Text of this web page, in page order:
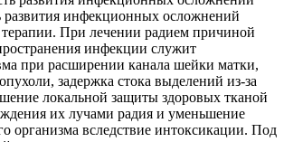
развития инфекционных осложнений
терапии. При лечении радием причиной
инфекции служит
при расширении канала шейки матки,
задержка стока выделений из-за
локальной защиты здоровых тканой
их лучами радия и уменьшение
организма вследствие интоксикации. Под